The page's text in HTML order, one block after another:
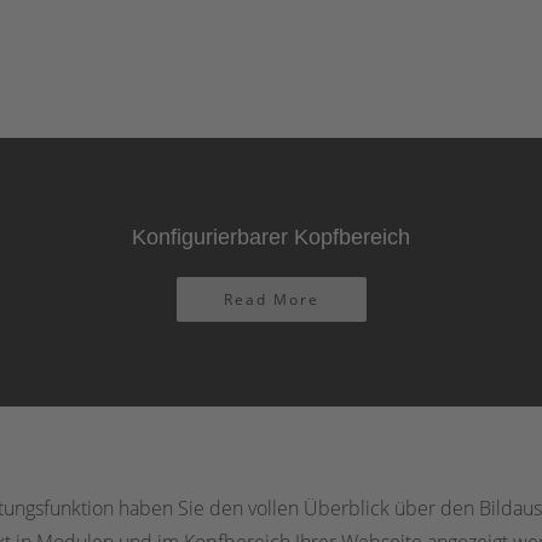
Konfigurierbarer Kopfbereich
Read More
haben Sie den vollen Überblick über den